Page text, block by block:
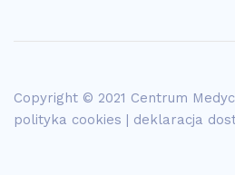
Copyright © 2021 Centrum
polityka cookies | deklaracja